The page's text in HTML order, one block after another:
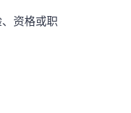
资格或职